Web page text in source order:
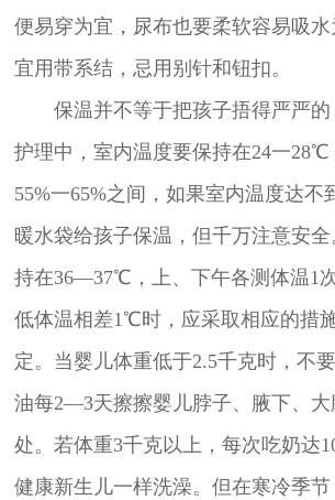
便易穿为宜，尿布也要柔软容易吸
宜用带系结，忌用别针和钮扣。
保温并不等于把孩子捂得严严的
护理中，室内温度要保持在24一28℃
55%一65%之间，如果室内温度达不
暖水袋给孩子保温，但千万注意安
持在36—37℃，上、下午各测体温1
低体温相差1℃时，应采取相应的措
定。当婴儿体重低于2.5千克时，不
油每2—3天擦擦婴儿脖子、腋下、大
处。若体重3千克以上，每次吃奶达
健康新生儿一样洗澡。但在寒冷季